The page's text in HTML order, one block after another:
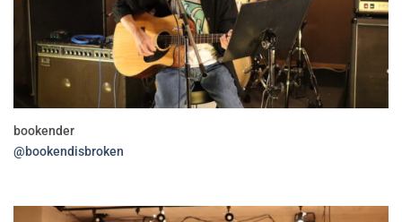
bookender
@bookendisbroken